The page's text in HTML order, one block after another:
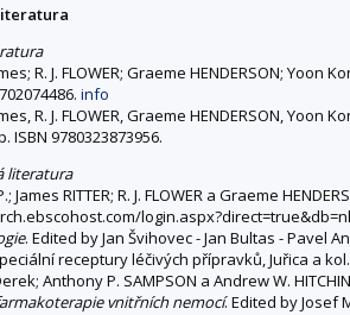
R. J. FLOWER; Graeme HENDERSON; Yoon
info
R. J. FLOWER, Graeme HENDERSON,
ISBN 9780323873956.
literatura
James RITTER; R. J. FLOWER a Graeme
. Edited by Jan Švihovec - Jan Bultas - Pavel
receptury léčivých přípravků, Juřica a
Anthony P. SAMPSON a Andrew W.
vnitřních nemocí. Edited by Josef